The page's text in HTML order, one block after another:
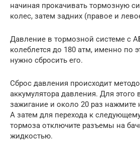
начиная прокачивать тормозную
колес, затем задних (правое и
Давление в тормозной системе с
колеблется до 180 атм, именно по
нужно сбросить его.
Сброс давления происходит
аккумулятора давления. Для этого
зажигание и около 20 раз нажмите
А затем для перехода к
тормоза отключите разъемы на
жидкостью.